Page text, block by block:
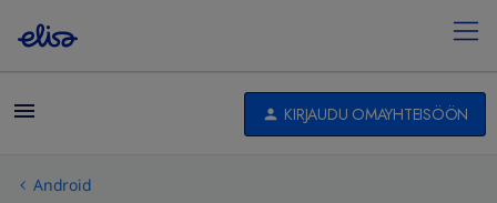
KIRJAUDU OMAYHTEISÖÖN
Android